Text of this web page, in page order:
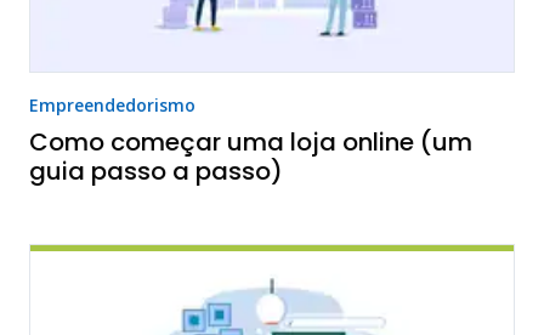
Empreendedorismo
Como começar uma loja online (um
guia passo a passo)